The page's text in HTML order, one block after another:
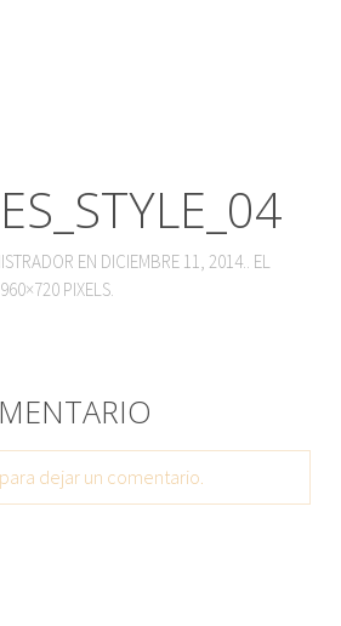
EN DICIEMBRE 11, 2014.. EL
960×720 PIXELS.
para dejar un comentario.